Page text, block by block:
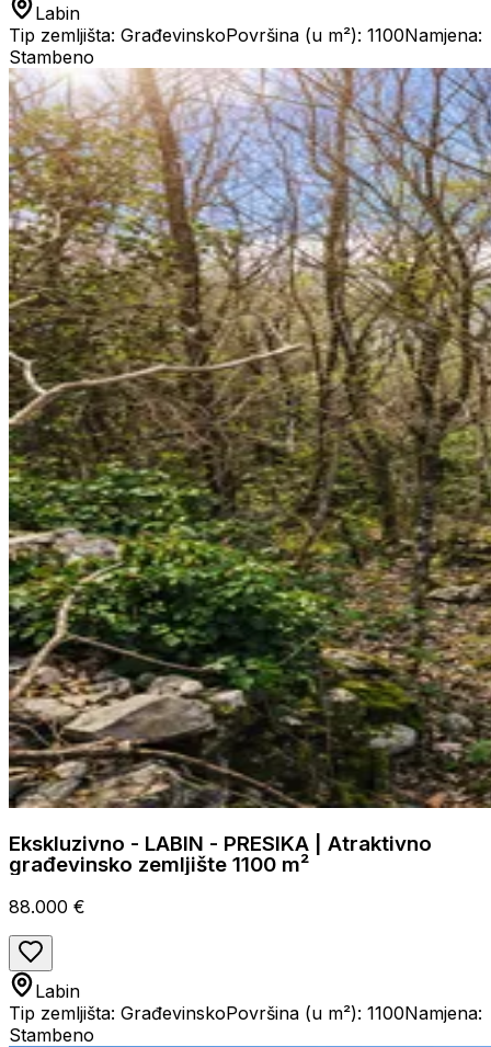
Labin
Tip zemljišta: GrađevinskoPovršina (u m²): 1100Namjena:
Stambeno
Ekskluzivno - LABIN - PRESIKA | Atraktivno
građevinsko zemljište 1100 m²
88.000 €
Labin
Tip zemljišta: GrađevinskoPovršina (u m²): 1100Namjena:
Stambeno